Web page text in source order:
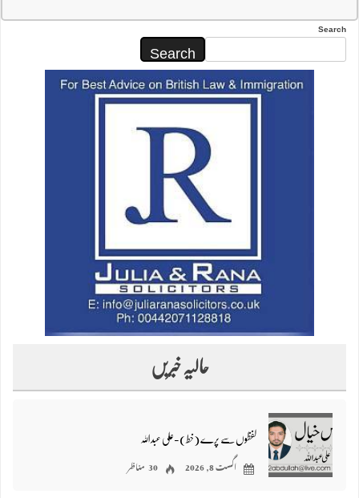
Search
Search
حالیہ خبریں
لفظوں سے پرے (خط)-علی عبداللہ
اگست 8, 2026 30 مناظر